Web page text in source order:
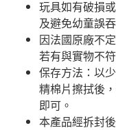
玩具如有破損
及避免幼童誤
因法國原廠不
若有與實物不
保存方法：以
精棉片擦拭後
即可。
本產品經拆封